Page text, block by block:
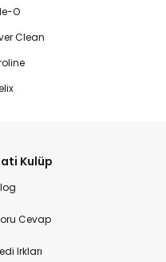
O
Clean
Kulüp
Cevap
Irkları